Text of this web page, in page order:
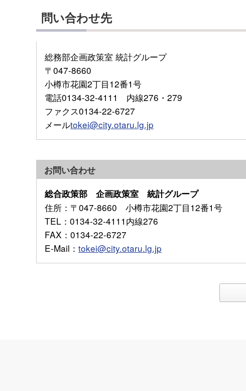
問い合わせ先
総務部企画政策室 統計グループ
〒047-8660
小樽市花園2丁目12番1号
電話0134-32-4111 内線276・279
ファクス0134-22-6727
メールtokei@city.otaru.lg.jp
お問い合わせ
総合政策部 企画政策室 統計グループ
住所 ：〒047-8660 小樽市花園2丁目12番1号
TEL ：0134-32-4111内線276
FAX ：0134-22-6727
E-Mail ： tokei@city.otaru.lg.jp